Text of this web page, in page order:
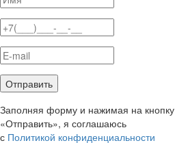
Заполняя форму и нажимая на кнопку
«Отправить», я соглашаюсь
с Политикой конфиденциальности